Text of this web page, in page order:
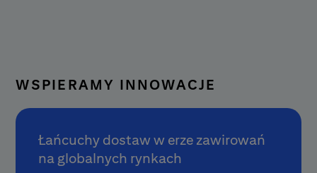
WSPIERAMY INNOWACJE
Łańcuchy dostaw w erze zawirowań
na globalnych rynkach